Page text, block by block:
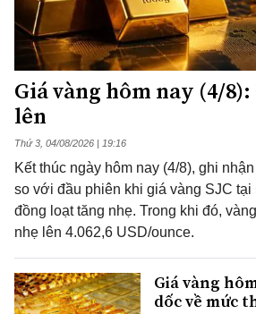
Giá vàng hôm nay (4/
lên
Thứ 3, 04/08/2026 | 19:16
Kết thúc ngày hôm nay (4/8), ghi
so với đầu phiên khi giá vàng SJC
đồng loạt tăng nhẹ. Trong khi đó,
nhẹ lên 4.062,6 USD/ounce.
Giá vàng
dốc về mức